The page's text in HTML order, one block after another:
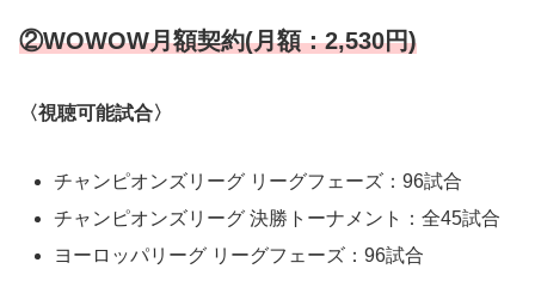
②WOWOW月額契約(月額：2,530円)
〈視聴可能試合〉
チャンピオンズリーグ リーグフェーズ：96試合
チャンピオンズリーグ 決勝トーナメント：全45試合
ヨーロッパリーグ リーグフェーズ：96試合